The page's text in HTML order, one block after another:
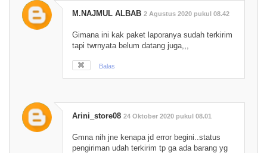
M.NAJMUL ALBAB 2 Agustus 2020 pukul 08.42
Gimana ini kak paket laporanya sudah terkirim
tapi twrnyata belum datang juga,,,
Balas
Arini_store08 24 Oktober 2020 pukul 08.01
Gmna nih jne kenapa jd error begini..status
pengiriman udah terkirim tp ga ada barang yg